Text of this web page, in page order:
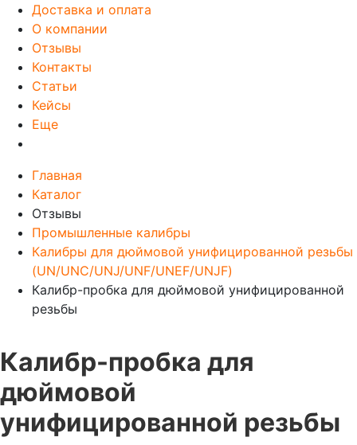
Доставка и оплата
О компании
Отзывы
Контакты
Статьи
Кейсы
Еще
Главная
Каталог
Отзывы
Промышленные калибры
Калибры для дюймовой унифицированной резьбы
(UN/UNC/UNJ/UNF/UNEF/UNJF)
Калибр-пробка для дюймовой унифицированной
резьбы
Калибр-пробка для
дюймовой
унифицированной резьбы